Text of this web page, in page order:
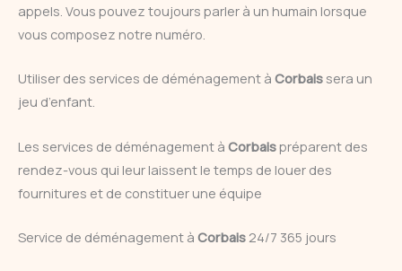
appels. Vous pouvez toujours parler à un humain lorsque
vous composez notre numéro.
Utiliser des services de déménagement à Corbais sera un
jeu d’enfant.
Les services de déménagement à Corbaispréparent des
rendez-vous qui leur laissent le temps de louer des
fournitures et de constituer une équipe
Service de déménagement à Corbais 24/7 365 jours